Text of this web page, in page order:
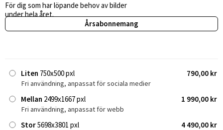
För dig som har löpande behov av bilder
under hela året.
Årsabonnemang
Liten 750x500 pxl 790,00 kr
Fri användning, anpassat för sociala medier
Mellan 2499x1667 pxl 1 990,00 kr
Fri användning, anpassat för webb
Stor5698x3801 pxl 4 490,00 kr